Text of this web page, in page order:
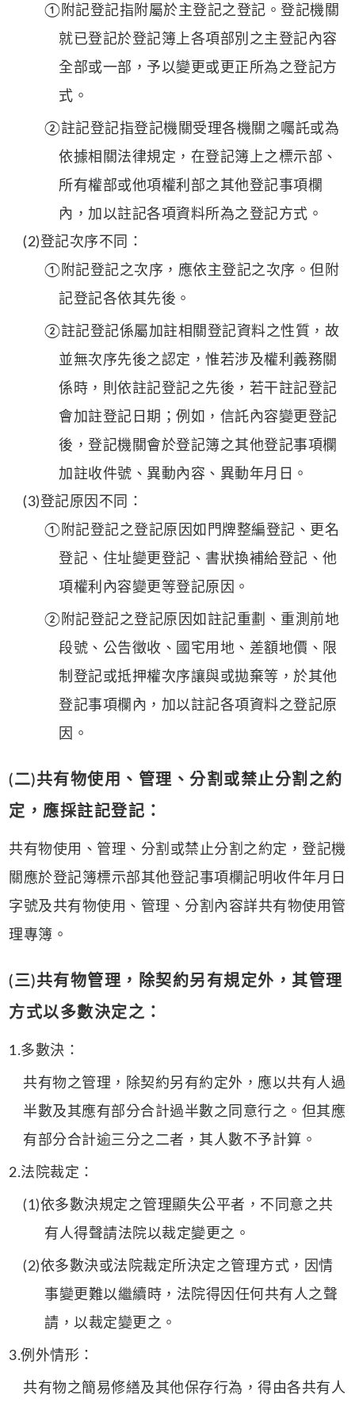
①附記登記指附屬於主登記之登記。登記機關
就已登記於登記簿上各項部別之主登記內容
全部或一部，予以變更或更正所為之登記方
式。
②註記登記指登記機關受理各機關之囑託或為
依據相關法律規定，在登記簿上之標示部、
所有權部或他項權利部之其他登記事項欄
內，加以註記各項資料所為之登記方式。
(2)登記次序不同：
①附記登記之次序，應依主登記之次序。但附
記登記各依其先後。
②註記登記係屬加註相關登記資料之性質，故
並無次序先後之認定，惟若涉及權利義務關
係時，則依註記登記之先後，若干註記登記
會加註登記日期；例如，信託內容變更登記
後，登記機關會於登記簿之其他登記事項欄
加註收件號、異動內容、異動年月日。
(3)登記原因不同：
①附記登記之登記原因如門牌整編登記、更名
登記、住址變更登記、書狀換補給登記、他
項權利內容變更等登記原因。
②附記登記之登記原因如註記重劃、重測前地
段號、公告徵收、國宅用地、差額地價、限
制登記或抵押權次序讓與或拋棄等，於其他
登記事項欄內，加以註記各項資料之登記原
因。
(二)共有物使用、管理、分割或禁止分割之約
定，應採註記登記：
共有物使用、管理、分割或禁止分割之約定，登記機
關應於登記簿標示部其他登記事項欄記明收件年月日
字號及共有物使用、管理、分割內容詳共有物使用管
理專簿。
(三)共有物管理，除契約另有規定外，其管理
方式以多數決定之：
1.多數決：
共有物之管理，除契約另有約定外，應以共有人過
半數及其應有部分合計過半數之同意行之。但其應
有部分合計逾三分之二者，其人數不予計算。
2.法院裁定：
(1)依多數決規定之管理顯失公平者，不同意之共
有人得聲請法院以裁定變更之。
(2)依多數決或法院裁定所決定之管理方式，因情
事變更難以繼續時，法院得因任何共有人之聲
請，以裁定變更之。
3.例外情形：
共有物之簡易修繕及其他保存行為，得由各共有人